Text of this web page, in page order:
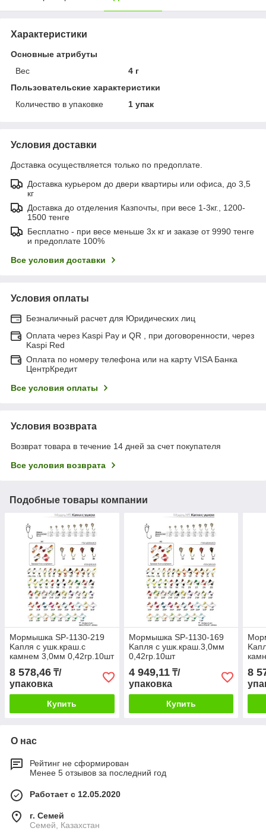
Характеристики
Основные атрибуты
Вес
4 г
Пользовательские характеристики
Количество в упаковке
1 упак
Условия доставки
Доставка осуществляется только по предоплате.
Доставка курьером до двери квартиры или офиса, до 3,5
кг
Доставка до отделения Казпочты, при весе 1-3кг., 1200-
1500 тенге
Бесплатно - при весе меньше 3х кг и заказе от 9990 тенге
и предоплате 100%
Все условия доставки
Условия оплаты
Безналичный расчет для Юридических лиц
Оплата через Kaspi Pay и QR , при договоренности, через
Kaspi Red
Оплата по номеру телефона или на карту VISA Банка
ЦентрКредит
Все условия оплаты
Условия возврата
Возврат товара в течение 14 дней за счет покупателя
Все условия возврата
Подобные товары компании
Мормышка SP-1130-219
Kапля с ушк.краш.с
камнем 3,0мм 0,42гр.10шт
8 578,46 ₸/
упаковка
Купить
Мормышка SP-1130-169
Kапля с ушк.краш.3,0мм
0,42гр.10шт
4 949,11₸/
упаковка
Купить
8
О нас
Рейтинг не сформирован
Менее 5 отзывов за последний год
Работает с 12.05.2020
г. Семей
Семей, Казахстан